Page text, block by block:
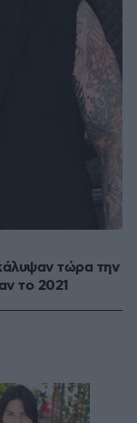
τώρα την
το 2021